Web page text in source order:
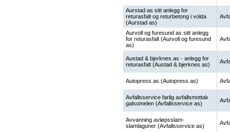
Aurstad as sitt anlegg for
returasfalt og returbetong i volda
(Aurstad as)
Aurvoll og furesund as sitt anlegg
for returasfalt (Aurvoll og furesund
as)
Austad & bjerknes as - anlegg for
returasfalt (Austad & bjerknes as)
Autopress as (Autopress as)
Avfallsservice farlig avfallsmottak
galsomelen (Avfallsservice as)
Avvanning avløpsslam-
slamlaguner (Avfallsservice as)